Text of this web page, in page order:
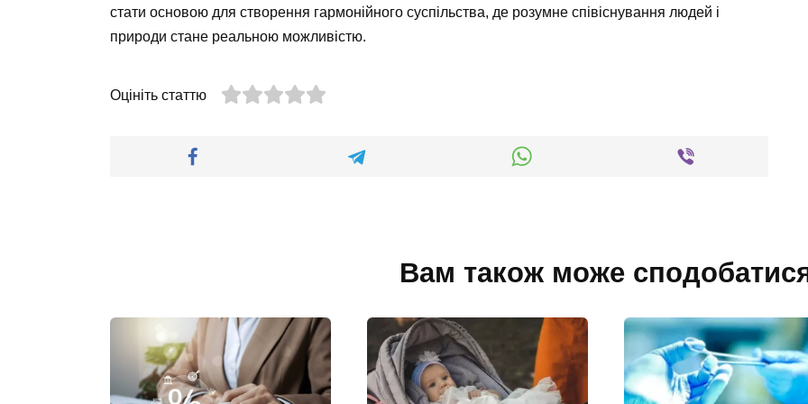
стати основою для створення гармонійного суспільства, де розумне співіснування людей і
природи стане реальною можливістю.
Оцініть статтю
Вам також може